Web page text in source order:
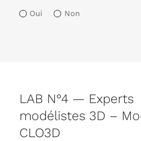
Oui Non
LAB N°4 — Experts
modélistes 3D –
CLO3D